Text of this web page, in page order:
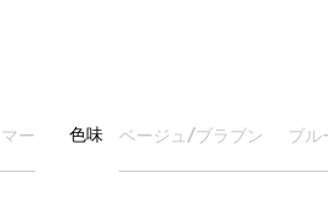
ー 色味 ベージュ/ブラブン ブル